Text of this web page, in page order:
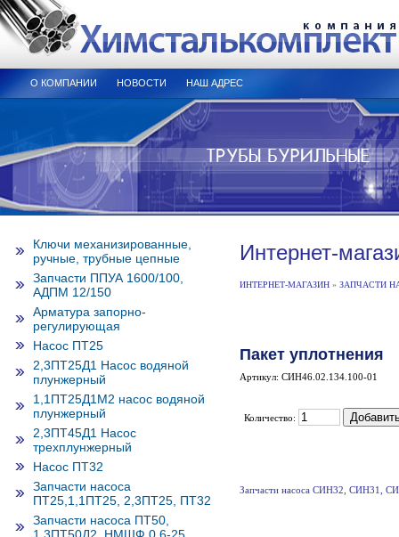
О КОМПАНИИ НОВОСТИ НАШ АДРЕС
Ключи механизированные,
ручные, трубные цепные
Запчасти ППУА 1600/100,
АДПМ 12/150
Арматура запорно-
регулирующая
Насос ПТ25
2,3ПТ25Д1 Насос водяной
плунжерный
1,1ПТ25Д1М2 насос водяной
плунжерный
2,3ПТ45Д1 Насос
трехплунжерный
Насос ПТ32
Запчасти насоса
ПТ25,1,1ПТ25, 2,3ПТ25, ПТ32
Запчасти насоса ПТ50,
Интернет-
ИНТЕРНЕТ-МАГАЗИН » ЗАПЧАСТИ
Пакет уплотнения
Артикул: СИН46.02.134.100-01
Количество:
Запчасти насоса СИН32, СИН31,